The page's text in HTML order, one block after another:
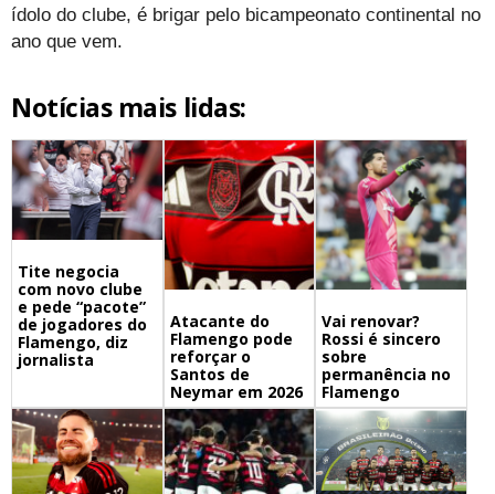
ídolo do clube, é brigar pelo bicampeonato continental no
ano que vem.
Notícias mais lidas:
Tite negocia
com novo clube
e pede “pacote”
de jogadores do
Flamengo, diz
jornalista
Atacante do
Flamengo pode
reforçar o
Santos de
Neymar em 2026
Vai renovar?
Rossi é sincero
sobre
permanência no
Flamengo